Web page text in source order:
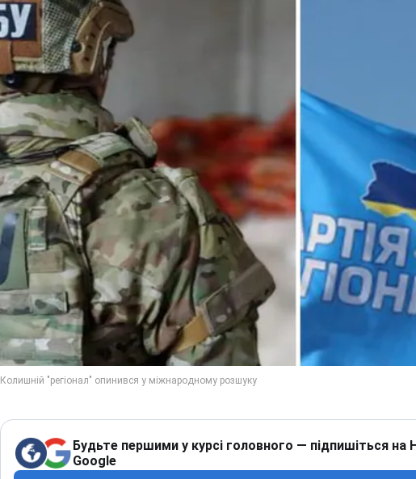
Будьте першими у курсі головного — підпишіться на
Google